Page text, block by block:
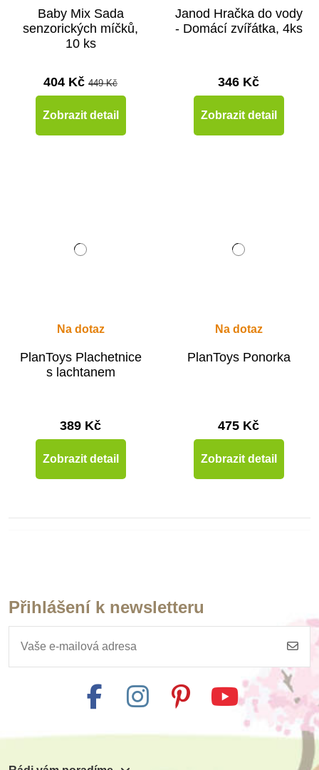
Baby Mix Sada
senzorických míčků,
10 ks
404 Kč 449 Kč
Zobrazit detail
Janod Hračka do vody
- Domácí zvířátka, 4ks
346 Kč
Zobrazit detail
Na dotaz
PlanToys Plachetnice
s lachtanem
389 Kč
Zobrazit detail
Na dotaz
PlanToys Ponorka
475 Kč
Zobrazit detail
Přihlášení k newsletteru